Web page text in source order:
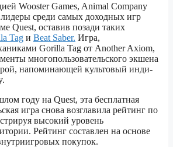
Wooster Games, Animal Company
среди самых доходных игр
Quest, оставив позади таких
Tag и Beat Saber. Игра,
Gorilla Tag от Another Axiom,
многопользовательского экшена
напоминающей культовый инди-
году на Quest, эта бесплатная
игра снова возглавила рейтинг по
высокий уровень
Рейтинг составлен на основе
покупок.